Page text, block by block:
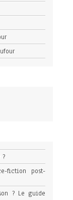
?
fiction post-
? Le guide